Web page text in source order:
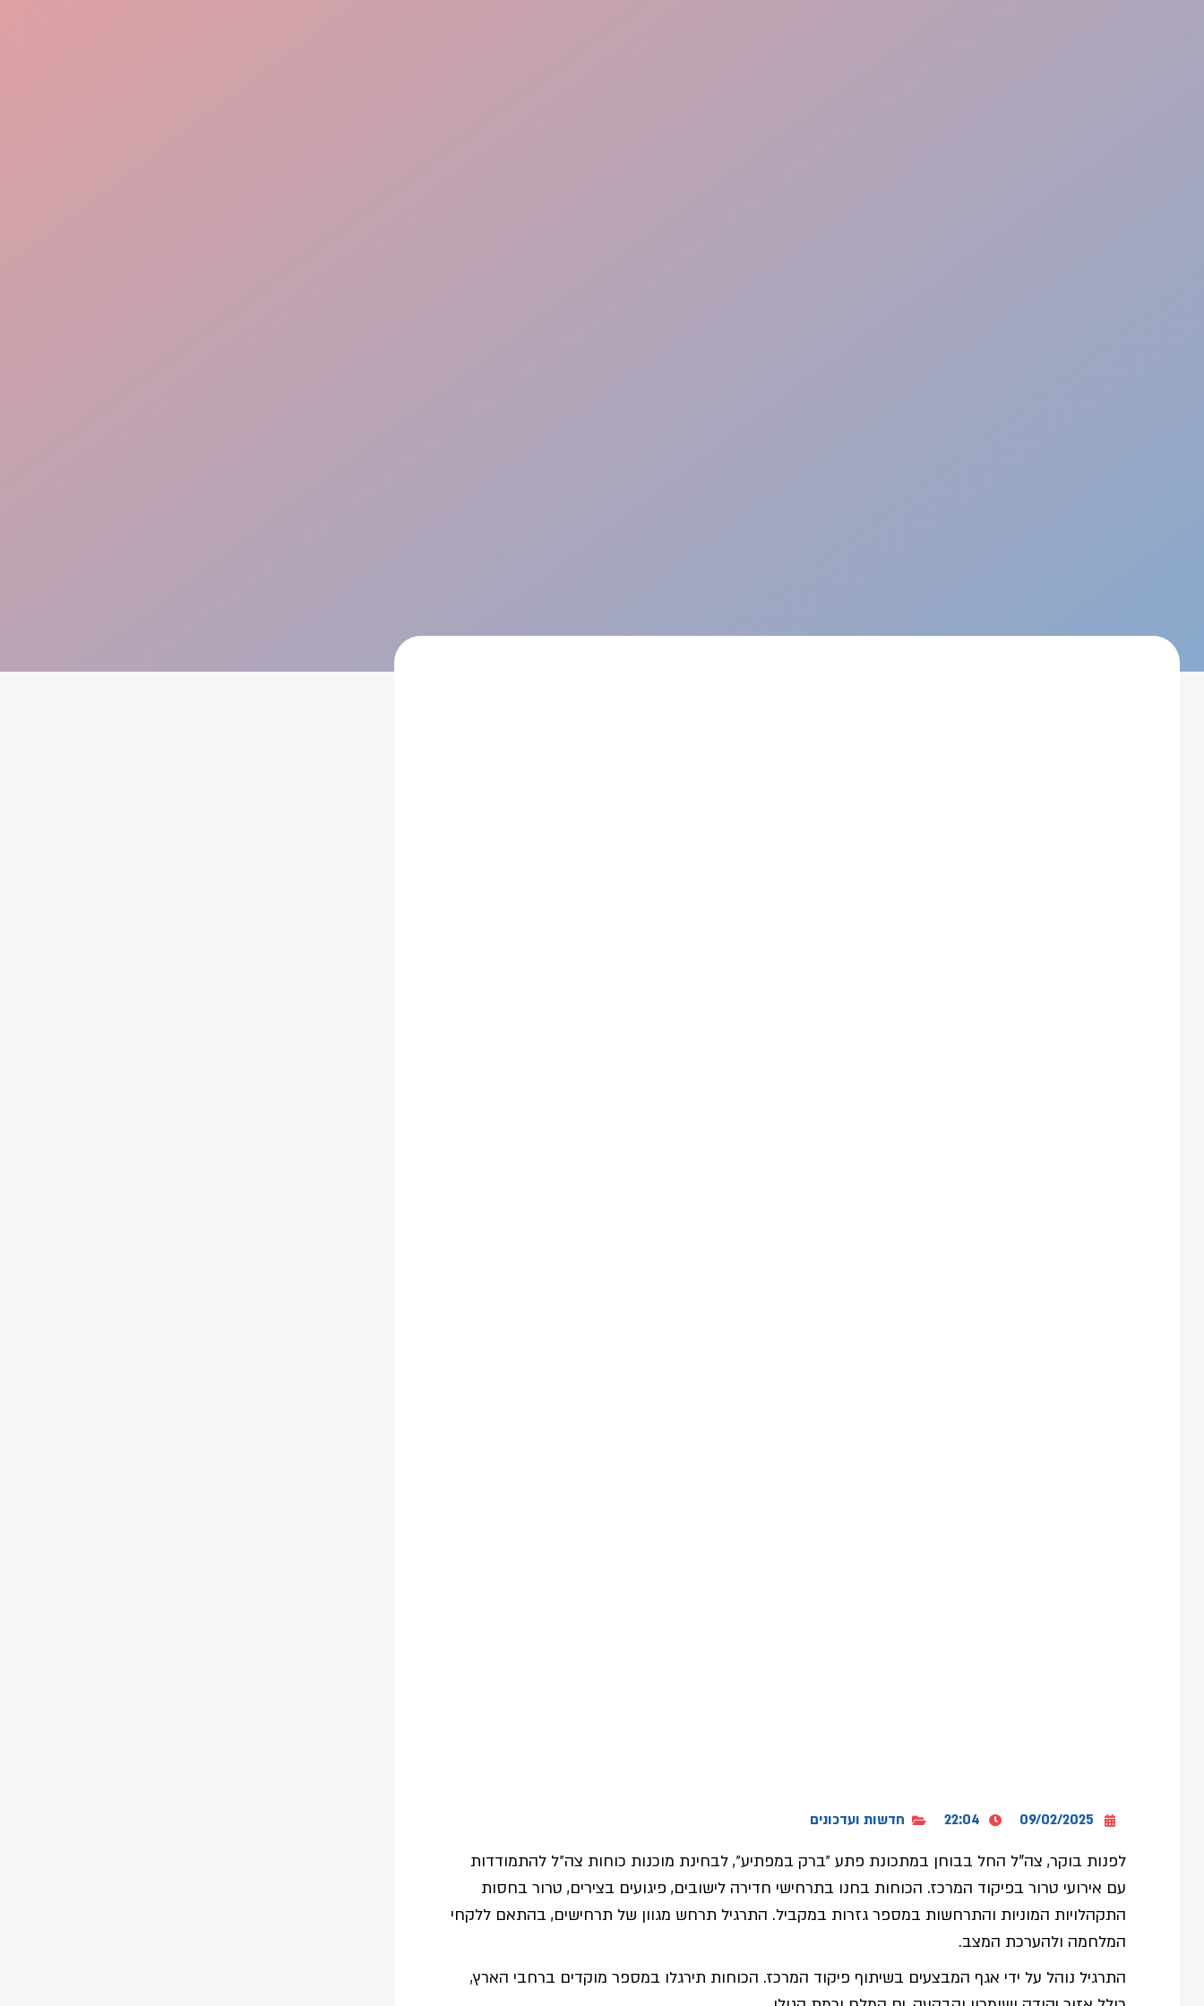
09/02/2025
22:04 חדשות ועדכונים
לפנות בוקר, צה"ל החל בבוחן במתכונת פתע ״ברק במפתיע״, לבחינת מוכנות כוחות צה״ל להתמודדות
עם אירועי טרור בפיקוד המרכז. הכוחות בחנו בתרחישי חדירה לישובים, פיגועים בצירים, טרור בחסות
התקהלויות המוניות והתרחשות במספר גזרות במקביל. התרגיל תרחש מגוון של תרחישים, בהתאם ללקחי
המלחמה ולהערכת המצב.
התרגיל נוהל על ידי אגף המבצעים בשיתוף פיקוד המרכז. הכוחות תירגלו במספר מוקדים ברחבי הארץ,